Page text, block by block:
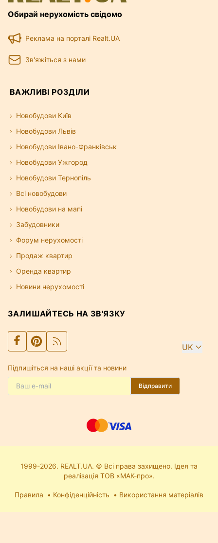
Обирай нерухомість свідомо
Реклама на порталі Realt.UA
Зв'яжіться з нами
ВАЖЛИВІ РОЗДІЛИ
Новобудови Київ
Новобудови Львів
Новобудови Івано-Франківськ
Новобудови Ужгород
Новобудови Тернопіль
Всі новобудови
Новобудови на мапі
Забудовники
Форум нерухомості
Продаж квартир
Оренда квартир
Новини нерухомості
ЗАЛИШАЙТЕСЬ НА ЗВ'ЯЗКУ
UK
Підпишіться на наші акції та новини
Відправити
1999-2026. REALT.UA. © Всі права захищено. Ідея та
реалізація ТОВ «МАК-про».
Правила Конфіденційність Використання матеріалів